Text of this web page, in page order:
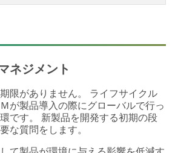
ネジメント
限がありません。 ライフサイクル
が製品導入の際にグローバルで行っ
です。 新製品を開発する初期の段
な質問をします。